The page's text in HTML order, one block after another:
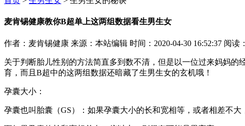
麦肯锡健康教你B超单上这两组数据看生男生女
作者：麦肯锡健康 来源：本站编辑 时间：2020-04-30 16:52:37 阅读
关于判断胎儿性别的方法简直多到数不清，但是以一位过来妈妈
育，而且B超中的这两组数据还暗藏了生男生女的玄机哦！
孕囊大小：
孕囊也叫胎囊（GS）：如果孕囊大小的长和宽相等，或者相差不大